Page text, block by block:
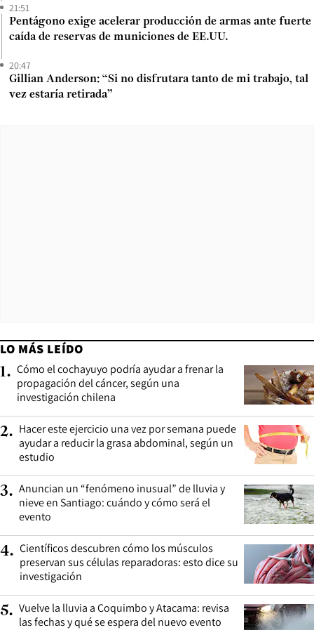
21:51
Pentágono exige acelerar producción de armas ante fuerte
caída de reservas de municiones de EE.UU.
20:47
Gillian Anderson: “Si no disfrutara tanto de mi trabajo, tal
vez estaría retirada”
LO MÁS LEÍDO
1. Cómo el cochayuyo podría ayudar a frenar la
propagación del cáncer, según una
investigación chilena
2. Hacer este ejercicio una vez por semana puede
ayudar a reducir la grasa abdominal, según un
estudio
3. Anuncian un “fenómeno inusual” de lluvia y
nieve en Santiago: cuándo y cómo será el
evento
4. Científicos descubren cómo los músculos
preservan sus células reparadoras: esto dice su
investigación
5. Vuelve la lluvia a Coquimbo y Atacama: revisa
las fechas y qué se espera del nuevo evento